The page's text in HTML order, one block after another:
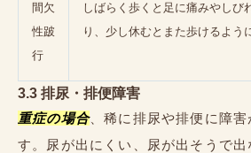
間欠
性跛
行
しばらく歩くと足に痛みやしび
り、少し休むとまた歩けるよう
3.3 排尿・排便障害
重症の場合、稀に排尿や排便に障害
す。尿が出にくい、尿が出そうで